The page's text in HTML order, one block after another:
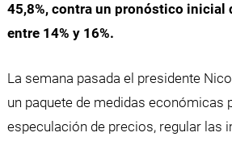
45,8%, contra un pronóstico inicial
entre 14% y 16%.
La semana pasada el presidente
un paquete de medidas económicas
especulación de precios, regular las